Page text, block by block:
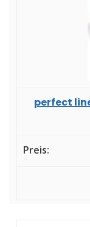
perfect